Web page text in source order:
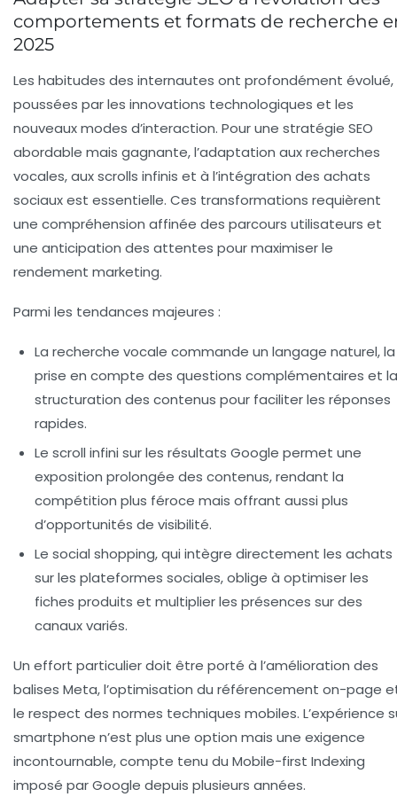
comportements et formats de recherche
2025
Les habitudes des internautes ont profondément évolué,
poussées par les innovations technologiques et les
nouveaux modes d’interaction. Pour une stratégie SEO
abordable mais gagnante, l’adaptation aux recherches
vocales, aux scrolls infinis et à l’intégration des achats
sociaux est essentielle. Ces transformations requièrent
une compréhension affinée des parcours utilisateurs et
une anticipation des attentes pour maximiser le
rendement marketing.
Parmi les tendances majeures :
La recherche vocale commande un langage naturel, la
prise en compte des questions complémentaires et la
structuration des contenus pour faciliter les réponses
rapides.
Le scroll infini sur les résultats Google permet une
exposition prolongée des contenus, rendant la
compétition plus féroce mais offrant aussi plus
d’opportunités de visibilité.
Le social shopping, qui intègre directement les achats
sur les plateformes sociales, oblige à optimiser les
fiches produits et multiplier les présences sur des
canaux variés.
Un effort particulier doit être porté à l’amélioration des
balises Meta, l’optimisation du référencement on-page
le respect des normes techniques mobiles. L’expérience
smartphone n’est plus une option mais une exigence
incontournable, compte tenu du Mobile-first Indexing
imposé par Google depuis plusieurs années.